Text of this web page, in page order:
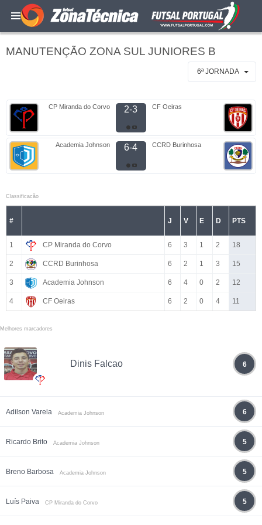
MANUTENÇÃO ZONA SUL JUNIORES B
6ª JORNADA
CP Miranda do Corvo 2-3 CF Oeiras
Academia Johnson 6-4 CCRD Burinhosa
Classificacão
# J V E D PTS
1 CP Miranda do Corvo 6 3 1 2 18
2 CCRD Burinhosa 6 2 1 3 15
3 Academia Johnson 6 4 0 2 12
4 CF Oeiras 6 2 0 4 11
Melhores marcadores
Dinis Falcao 6
Adilson Varela Academia Johnson 6
Ricardo Brito Academia Johnson 5
Breno Barbosa Academia Johnson 5
Luís Paiva CP Miranda do Corvo 5